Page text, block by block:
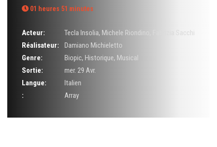
01 heures 51 minutes
Acteur: Tecla Insolia, Michele Riondino
Fabrizia Sacchi
Réalisateur:
Damiano Michieletto
Genre:
Biopic, Historique, Musical
Sortie:
mer. 29 Avr.
Langue:
Italien
:
Array